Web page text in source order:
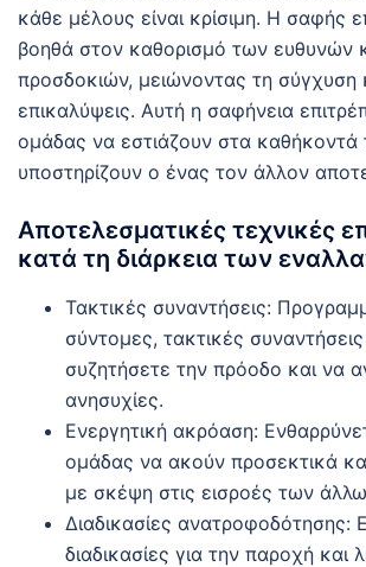
κάθε μέλους είναι κρίσιμη. Η σαφής
βοηθά στον καθορισμό των ευθυνών
προσδοκιών, μειώνοντας τη σύγχυση
επικαλύψεις. Αυτή η σαφήνεια
ομάδας να εστιάζουν στα καθήκοντά
υποστηρίζουν ο ένας τον άλλον
Αποτελεσματικές τεχνικές
κατά τη διάρκεια των
Τακτικές συναντήσεις:
σύντομες, τακτικές
συζητήσετε την πρόοδο και να
ανησυχίες.
Ενεργητική ακρόαση:
ομάδας να ακούν προσεκτικά
με σκέψη στις εισροές των
Διαδικασίες ανατροφοδότησης:
διαδικασίες για την παροχή και